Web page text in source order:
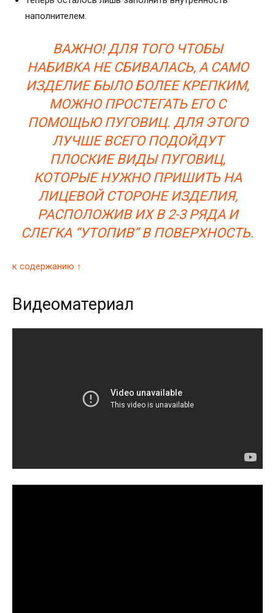
наполнителем.
ВАЖНО! ДЛЯ ТОГО ЧТОБЫ
НАБИВКА НЕ СБИВАЛАСЬ, А САМО
ИЗДЕЛИЕ БЫЛО БОЛЕЕ КРЕПКИМ,
МОЖНО ПРОСТЕГАТЬ ЕГО С
ПОМОЩЬЮ ПУГОВИЦ. ДЛЯ ЭТОГО
ЛУЧШЕ ВСЕГО ПОДОЙДУТ
ПЛОСКИЕ ВИДЫ ПУГОВИЦ,
КОТОРЫЕ НУЖНО ПРИШИТЬ НА
ЛИЦЕВОЙ СТОРОНЕ ИЗДЕЛИЯ,
РАСПОЛОЖИВ ИХ В 2-3 РЯДА И
СЛЕГКА “УТОПИВ” В ПОВЕРХНОСТЬ.
к содержанию ↑
Видеоматериал